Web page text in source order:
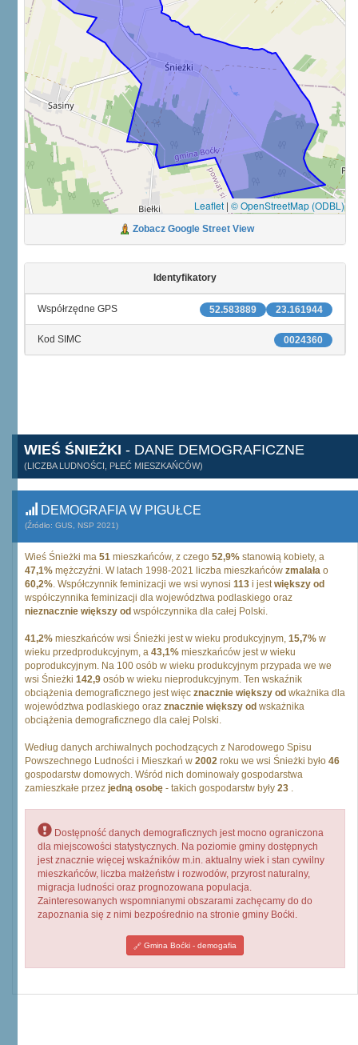
Leaflet | © OpenStreetMap (ODBL)
Zobacz Google Street View
Identyfikatory
23.161944
52.583889
Współrzędne GPS
0024360
Kod SIMC
WIEŚ ŚNIEŻKI - DANE DEMOGRAFICZNE
(LICZBA LUDNOŚCI, PŁEĆ MIESZKAŃCÓW)
DEMOGRAFIA W PIGUŁCE
(Źródło: GUS, NSP 2021)
Wieś Śnieżki ma 51 mieszkańców, z czego 52,9% stanowią kobiety, a
47,1% mężczyźni. W latach 1998-2021 liczba mieszkańców zmalała o
60,2%. Współczynnik feminizacji we wsi wynosi 113 i jestwiększy od
współczynnika feminizacji dla województwa podlaskiego oraz
nieznacznie większy od współczynnika dla całej Polski.
41,2% mieszkańców wsi Śnieżki jest w wieku produkcyjnym, 15,7% w
wieku przedprodukcyjnym, a 43,1% mieszkańców jest w wieku
poprodukcyjnym. Na 100 osób w wieku produkcyjnym przypada we we
wsi Śnieżki 142,9 osób w wieku nieprodukcyjnym. Ten wskaźnik
obciążenia demograficznego jest więc znacznie większy od wkażnika dla
województwa podlaskiego oraz znacznie większy od wskażnika
obciążenia demograficznego dla całej Polski.
Według danych archiwalnych pochodzących z Narodowego Spisu
Powszechnego Ludności i Mieszkań w 2002 roku we wsi Śnieżki było 46
gospodarstw domowych. Wśród nich dominowały gospodarstwa
zamieszkałe przez jedną osobę - takich gospodarstw były 23 .
Dostępność danych demograficznych jest mocno ograniczona
dla miejscowości statystycznych. Na poziomie gminy dostępnych
jest znacznie więcej wskaźników m.in. aktualny wiek i stan cywilny
mieszkańców, liczba małżeństw i rozwodów, przyrost naturalny,
migracja ludności oraz prognozowana populacja.
Zainteresowanych wspomnianymi obszarami zachęcamy do do
zapoznania się z nimi bezpośrednio na stronie gminy Boćki.
Gmina Boćki - demogafia